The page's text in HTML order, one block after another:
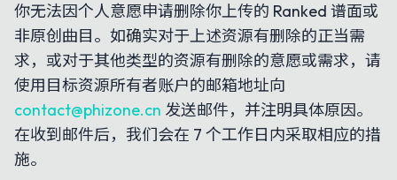
你无法因个人意愿申请删除你上传的 Ranked 谱面或
非原创曲目。如确实对于上述资源有删除的正当需
求，或对于其他类型的资源有删除的意愿或需求，请
使用目标资源所有者账户的邮箱地址向
contact@phizone.cn 发送邮件，并注明具体原因。
在收到邮件后，我们会在 7 个工作日内采取相应的措
施。